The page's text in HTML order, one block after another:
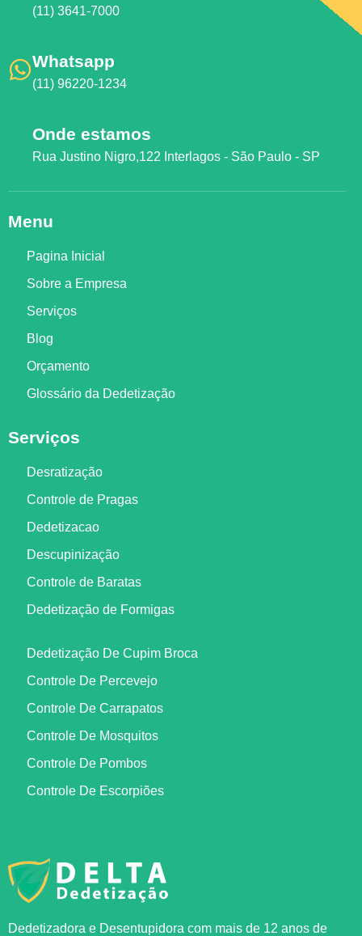
Dedetizadora e Desentupidora com mais de 12 anos de
(11) 3641-7000
Whatsapp
(11) 96220-1234
Onde estamos
Rua Justino Nigro,122 Interlagos - São Paulo - SP
Menu
Pagina Inicial
Sobre a Empresa
Serviços
Blog
Orçamento
Glossário da Dedetização
Serviços
Desratização
Controle de Pragas
Dedetizacao
Descupinização
Controle de Baratas
Dedetização de Formigas
Dedetização De Cupim Broca
Controle De Percevejo
Controle De Carrapatos
Controle De Mosquitos
Controle De Pombos
Controle De Escorpiões